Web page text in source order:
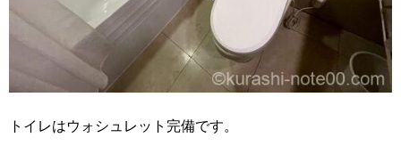
トイレはウォシュレット完備です。